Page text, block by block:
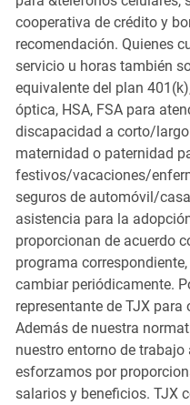
cooperativa de crédito y
recomendación. Quienes
servicio u horas también
equivalente del plan
óptica, HSA, FSA para
discapacidad a corto/
maternidad o paternidad
festivos/vacaciones/
seguros de automóvil/
asistencia para la
proporcionan de acuerdo
programa
cambiar periódicamente.
representante de TJX
Además de nuestra
nuestro entorno de
esforzamos por
salarios y beneficios. TJX